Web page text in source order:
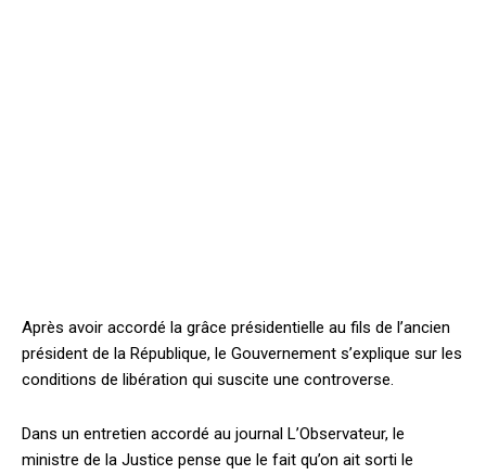
Après avoir accordé la grâce présidentielle au fils de l’ancien
président de la République, le Gouvernement s’explique sur les
conditions de libération qui suscite une controverse.
Dans un entretien accordé au journal L’Observateur, le
ministre de la Justice pense que le fait qu’on ait sorti le